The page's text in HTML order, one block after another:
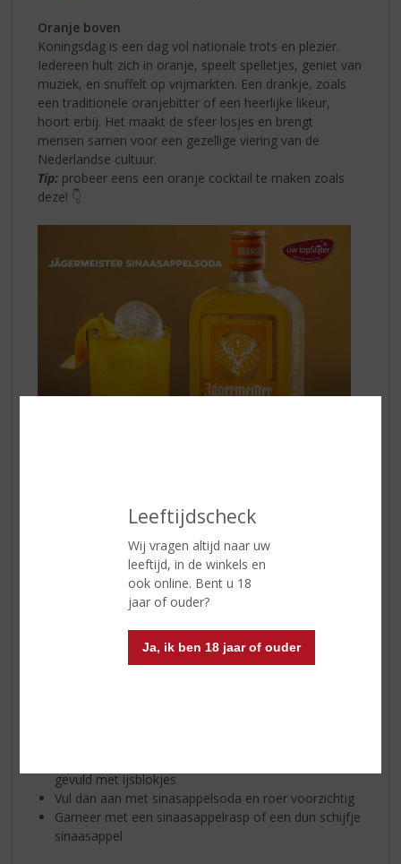
Leeftijdscheck
Wij vragen altijd naar uw
leeftijd, in de winkels en
ook online. Bent u 18
jaar of ouder?
Ja, ik ben 18 jaar of ouder
Oranje boven
Koningsdag is een dag vol nationale trots en plezier.
Iedereen hult zich in oranje, speelt spelletjes, geniet van
muziek, en snuffelt op vrijmarkten. Een drankje, zoals
een traditionele oranjebitter of een heerlijke likeur,
hoort erbij. Het maakt de sfeer losjes en brengt
mensen samen voor een gezellige viering van de
Nederlandse cultuur.
Tip: probeer eens een oranje cocktail te maken zoals
deze! 👇
🧡 Jägermeister Orange ontmoet frisse
Dit heb je nodig:
4 cl Jägermeister Orange
160 ml sinaasappelsoda
Longdrinkglas
gevuld met ijsblokjes
Vul dan aan met sinasappelsoda en roer voorzichtig
Garneer met een sinaasappelrasp of een dun schijfje
sinaasappel